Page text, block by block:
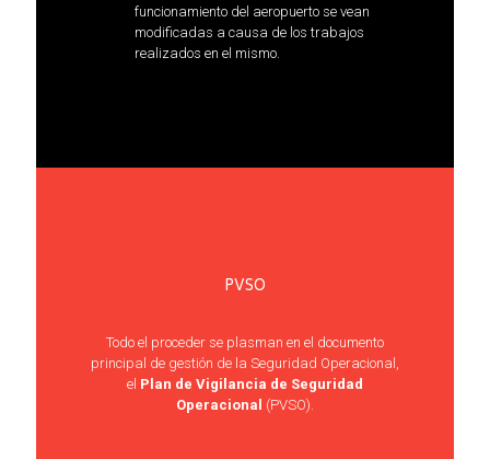
funcionamiento del aeropuerto se vean
modificadas a causa de los trabajos
realizados en el mismo.
PVSO
Todo el proceder se plasman en el documento
principal de gestión de la Seguridad Operacional,
el Plan de Vigilancia de Seguridad
Operacional (PVSO).